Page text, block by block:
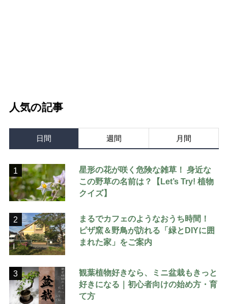
人気の記事
日間 週間 月間
1
星形の花が咲く危険な雑草！ 身近な
この野草の名前は？【Let’s Try! 植物
クイズ】
2
まるでカフェのようなおうち時間！
ピザ窯＆野鳥が訪れる「緑とDIYに囲
まれた家」をご案内
3
観葉植物好きなら、ミニ盆栽もきっと
好きになる｜初心者向けの始め方・育
て方